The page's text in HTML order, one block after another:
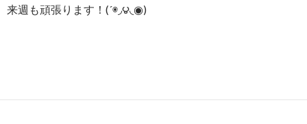
来週も頑張ります！(´◉◞౪◟◉)